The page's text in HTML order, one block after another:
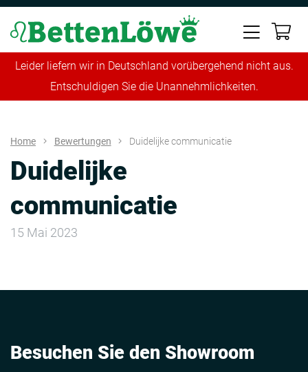
Leider liefern wir in Deutschland vorübergehend nicht aus.
Entschuldigen Sie die Unannehmlichkeiten.
Home Bewertungen Duidelijke communicatie
Duidelijke
communicatie
15 Mai 2023
Besuchen Sie den Showroom